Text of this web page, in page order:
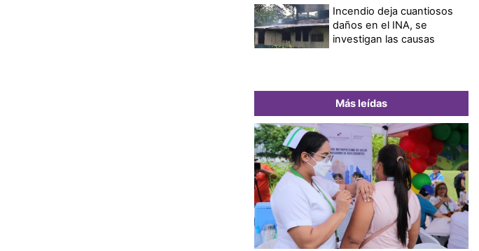
Incendio deja cuantiosos
daños en el INA, se
investigan las causas
Más leídas